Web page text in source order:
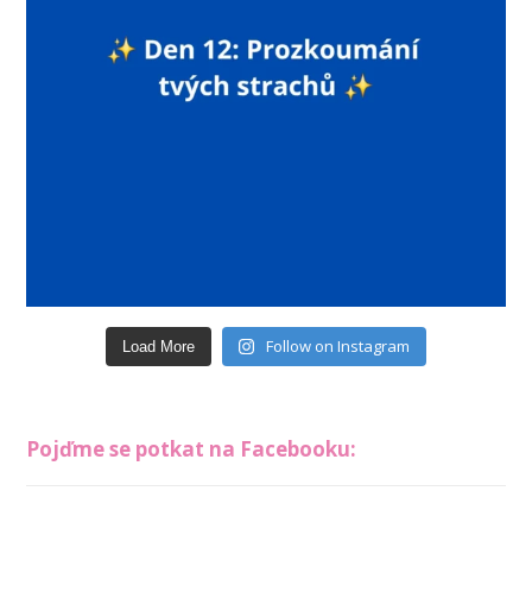
Load More Follow on Instagram
Pojďme se potkat na Facebooku: